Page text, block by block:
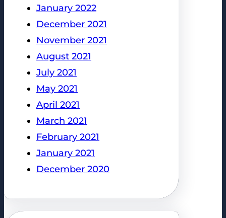
January 2022
December 2021
November 2021
August 2021
July 2021
May 2021
April 2021
March 2021
February 2021
January 2021
December 2020